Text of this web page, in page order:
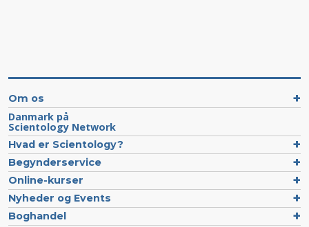
Om os
Danmark på
Scientology Network
Hvad er Scientology?
Begynderservice
Online-kurser
Nyheder og Events
Boghandel